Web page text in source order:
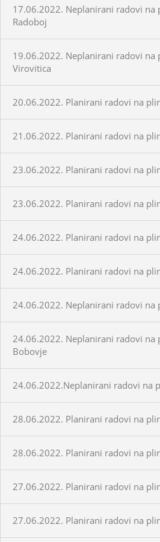
17.06.2022. Neplanirani radovi na
Radoboj
19.06.2022. Neplanirani radovi na
Virovitica
20.06.2022. Planirani radovi na
21.06.2022. Planirani radovi na
23.06.2022. Planirani radovi na
23.06.2022. Planirani radovi na
24.06.2022. Planirani radovi na
24.06.2022. Planirani radovi na
24.06.2022. Neplanirani radovi na
24.06.2022. Neplanirani radovi na
Bobovje
24.06.2022.Neplanirani radovi na
28.06.2022. Planirani radovi na
28.06.2022. Planirani radovi na
27.06.2022. Planirani radovi na
27.06.2022. Planirani radovi na